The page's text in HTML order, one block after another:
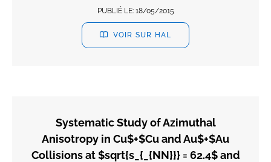
PUBLIÉ LE: 18/05/2015
VOIR SUR HAL
Systematic Study of Azimuthal
Anisotropy in Cu$+$Cu and Au$+$Au
Collisions at $sqrt{s_{_{NN}}} = 62.4$ and